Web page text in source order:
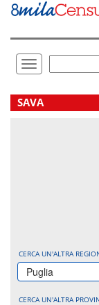
Vai
direttamente
Toggle
navigation
.
SAVA
CERCA UN'ALTRA
Puglia
CERCA UN'ALTRA